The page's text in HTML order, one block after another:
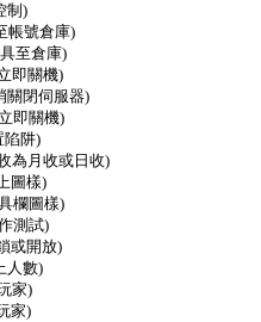
制)
帳號倉庫)
至倉庫)
即關機)
關閉伺服器)
即關機)
陷阱)
為月收或日收)
圖樣)
欄圖樣)
測試)
或開放)
人數)
家)
家)